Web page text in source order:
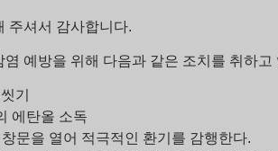
주셔서 감사합니다.
염 예방을 위해 다음과 같은 조치를 취하고
기
에탄올 소독
문을 열어 적극적인 환기를 감행한다.